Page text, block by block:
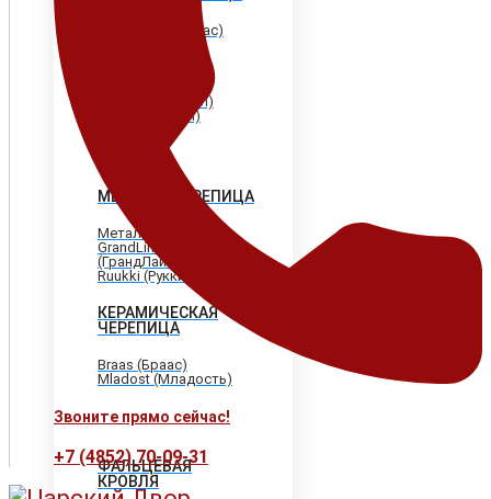
Shinglas (Шинглас)
Katepal (Катепал)
Icopal (Икопал)
МЕТАЛЛОЧЕРЕПИЦА
МеталлПрофиль
GrandLine
(ГрандЛайн)
Ruukki (Рукки)
КЕРАМИЧЕСКАЯ
ЧЕРЕПИЦА
Braas (Браас)
Mladost (Младость)
ФАЛЬЦЕВАЯ
КРОВЛЯ
Звоните прямо сейчас!
+7 (4852) 70-09-31